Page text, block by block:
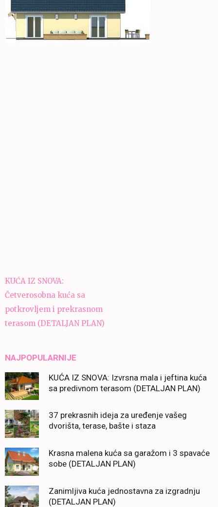
Navigacija
članaka
KUĆA IZ SNOVA:
Četverosobna kuća sa
potkrovljem i prekrasnom
terasom (DETALJAN PLAN)
NAJPOPULARNIJE
KUĆA IZ SNOVA: Izvrsna mala i jeftina kuća
sa predivnom terasom (DETALJAN PLAN)
37 prekrasnih ideja za uređenje vašeg
dvorišta, terase, bašte i staza
Krasna malena kuća sa garažom i 3 spavaće
sobe (DETALJAN PLAN)
Zanimljiva kuća jednostavna za izgradnju
(DETALJAN PLAN)